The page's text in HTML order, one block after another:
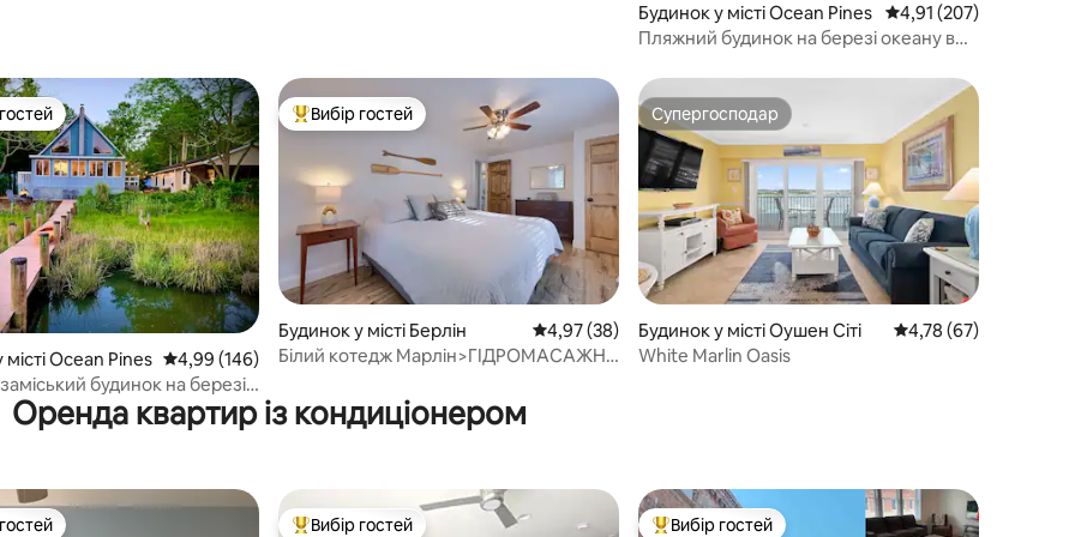
Будинок у місті Ocean Pines Середня оцінка: 4,91
4,91 (207)
Пляжний будинок на березі океану в
відгуки: 105
гостей
Ocean Pines Середня оцінка: 4,99 з 5, відгуки: 146
4,99 (146)
будинок на березі з
з ліжком king-size + причал
Топ вибір гостей
Вибір гостей
Будинок у місті Берлін Середня оцінка: 4,97 з 5, відгуки: 38
4,97 (38)
Білий котедж Марлін>ГІДРОМАСАЖНА
Супергосподар
Супергосподар
Будинок у місті Оушен Сіті Середня оцінка: 4,78
4,78 (67)
White Marlin Oasis
Оренда квартир із кондиціонером
Вибір гостей Вибір гостей